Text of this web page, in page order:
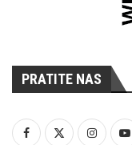
PRATITE NAS